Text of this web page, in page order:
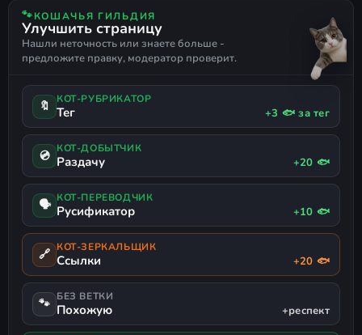
В ОСНОВНОМ ПОЛОЖИТЕЛЬНЫЕ
РУССКИЙ ЯЗЫК
ПОДДЕРЖКА ГЕЙМПАДА
🐾КОШАЧЬЯ ГИЛЬДИЯ
Улучшить страницу
Нашли неточность или знаете больше -
предложите правку, модератор проверит.
🔖 КОТ-РУБРИКАТОР
Тег +3 🐟 за тег
💿 КОТ-ДОБЫТЧИК
Раздачу +20 🐟
🗣 КОТ-ПЕРЕВОДЧИК
Русификатор +10 🐟
🔗 КОТ-ЗЕРКАЛЬЩИК
Ссылки +20 🐟
🐾 БЕЗ ВЕТКИ
Похожую +респект